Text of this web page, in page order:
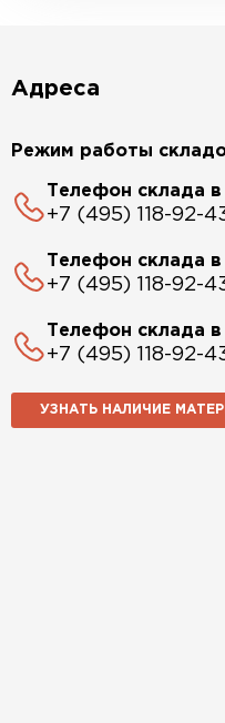
Адреса
Режим работы
Телефон склада в
+7 (495) 118-92-
Телефон склада
+7 (495) 118-92-
Телефон склада
+7 (495) 118-92-
УЗНАТЬ НАЛИЧИЕ